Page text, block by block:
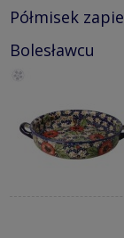
Półmisek
Bolesławcu